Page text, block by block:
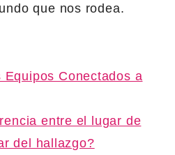
que nos rodea.
Equipos Conectados a
entre el lugar de
del hallazgo?